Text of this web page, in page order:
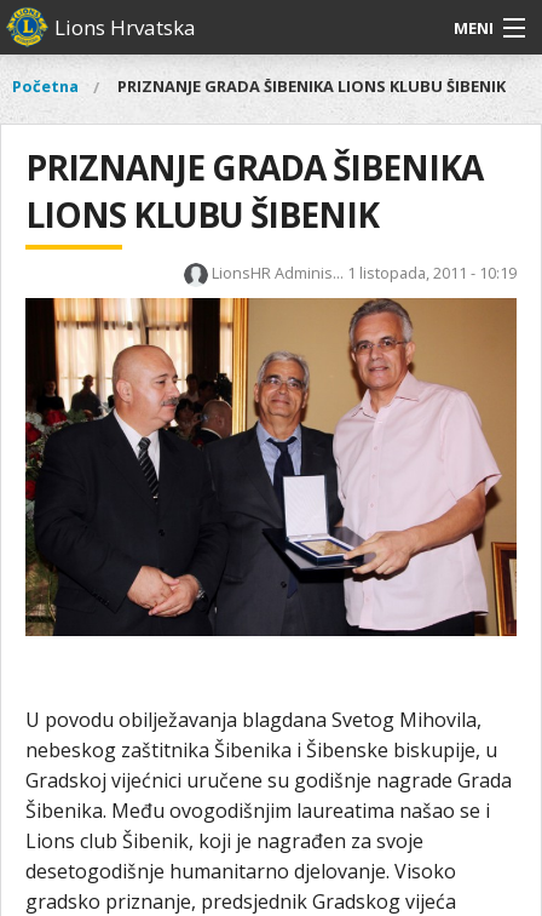
Skoči
na
sadržaj
Lions Hrvatska MENI
O nama
Naši projekti
Aktivnosti
Glavni
O
nama
Distrikt
126
Naši
Aktivnosti
Vi
ste
ovdje
Početna PRIZNANJE GRADA ŠIBENIKA LIONS KLUBU ŠIBENIK
PRIZNANJE GRADA ŠIBENIKA
LIONS KLUBU ŠIBENIK
LionsHR Adminis... 1 listopada, 2011 - 10:19
U povodu obilježavanja blagdana Svetog Mihovila,
nebeskog zaštitnika Šibenika i Šibenske biskupije, u
Gradskoj vijećnici uručene su godišnje nagrade Grada
Šibenika. Među ovogodišnjim laureatima našao se i
Lions club Šibenik, koji je nagrađen za svoje
desetogodišnje humanitarno djelovanje. Visoko
gradsko priznanje, predsjednik Gradskog vijeća